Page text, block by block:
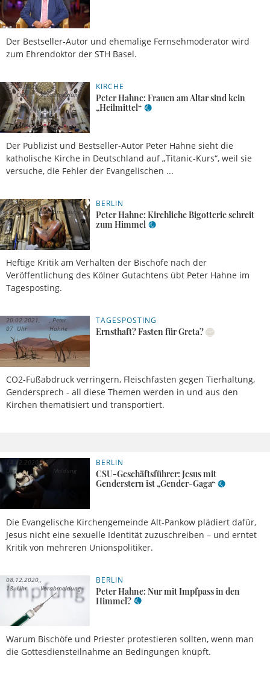
Der Bestseller-Autor und ehemalige Fernsehmoderator wird
zum Ehrendoktor der STH Basel.
KIRCHE
Peter Hahne: Frauen am Altar sind kein
„Heilmittel“
Der Publizist und Bestseller-Autor Peter Hahne sieht die
katholische Kirche in Deutschland auf „Titanic-Kurs“, weil sie
versuche, die Fehler der Evangelischen ...
27.04.2021,
11 Uhr
Vorabmeldung
BERLIN
Peter Hahne: Kirchliche Bigotterie schreit
zum Himmel
Heftige Kritik am Verhalten der Bischöfe nach der
Veröffentlichung des Kölner Gutachtens übt Peter Hahne im
Tagesposting.
24.03.2021,
14 Uhr
Vorabmeldung
TAGESPOSTING
Ernsthaft? Fasten für Greta?
CO2-Fußabdruck verringern, Fleischfasten gegen Tierhaltung,
Gendersprech - all diese Themen werden in und aus den
Kirchen thematisiert und transportiert.
20.02.2021,
07 Uhr
Peter
Hahne
BERLIN
CSU-Geschäftsführer: Jesus mit
Genderstern ist „Gender-Gaga“
Die Evangelische Kirchengemeinde Alt-Pankow plädiert dafür,
Jesus nicht eine sexuelle Identität zuzuschreiben – und erntet
Kritik von mehreren Unionspolitiker.
14.12.2020, 09
Uhr
Meldung
BERLIN
Peter Hahne: Nur mit Impfpass in den
Himmel?
Warum Bischöfe und Priester protestieren sollten, wenn man
die Gottesdiensteilnahme an Bedingungen knüpft.
08.12.2020,
18 Uhr
Vorabmeldung